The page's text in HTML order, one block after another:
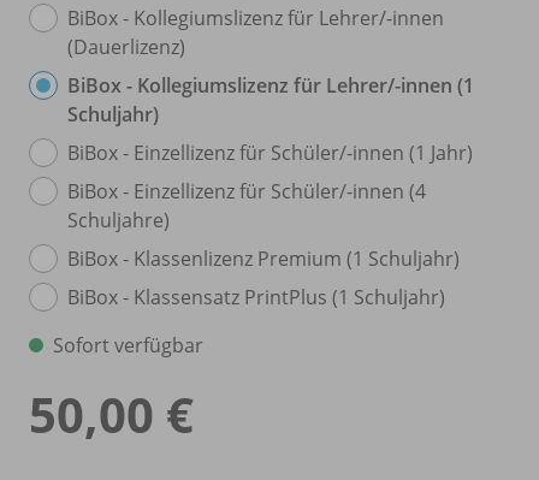
BiBox - Kollegiumslizenz für Lehrer/-innen
(Dauerlizenz)
BiBox - Kollegiumslizenz für Lehrer/-innen (1
Schuljahr)
BiBox - Einzellizenz für Schüler/-innen (1 Jahr)
BiBox - Einzellizenz für Schüler/-innen (4
Schuljahre)
BiBox - Klassenlizenz Premium (1 Schuljahr)
BiBox - Klassensatz PrintPlus (1 Schuljahr)
Sofort verfügbar
50,00 €